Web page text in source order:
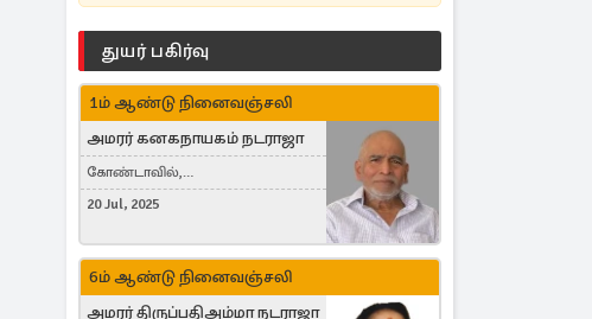
துயர் பகிர்வு
1ம் ஆண்டு நினைவஞ்சலி
அமரர் கனகநாயகம் நடராஜா
கோண்டாவில்,
புன்னாலைக்கட்டுவன், சவுதி
Germany, Brampton, Canada
20 Jul, 2025
6ம் ஆண்டு நினைவஞ்சலி
அமரர் திருப்பதிஅம்மா நடராஜா